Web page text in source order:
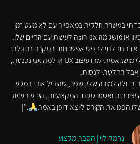
במשרה חלקית במאפייה עם לא מעט זמן
או מושג מה אני רוצה לעשות עם החיים שלי.
אז התחלתי לחפש אפשרויות. במקרה נתקלתי
בד"ר עופר מונר ולא היה לי מושג אמיתי מהו עיצוב UX או למה אני נכנסת,
אבל החלטתי לנסות.
גדולה למורה שלי, עופר, שהוביל אותי במסע
ואסטרטגית. המקצועיות, הידע העמוק
הפכו את הקורס ליוצא דופן באמת
."|
נחמה לוי | הסבת מקצוע